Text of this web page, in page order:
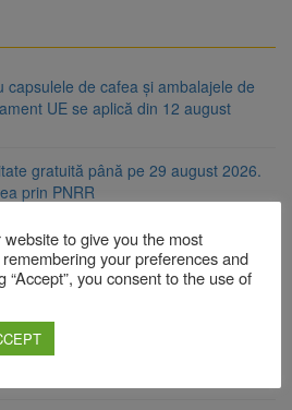
capsulele de cafea și ambalajele de
UE se aplică din 12 august
gratuită până pe 29 august 2026.
prin PNRR
Brașovului vor fi restaurate.
semnat
record mondial. Betty Bromage a
avion
to give you the most
your preferences and
“Accept”, you consent to the use of